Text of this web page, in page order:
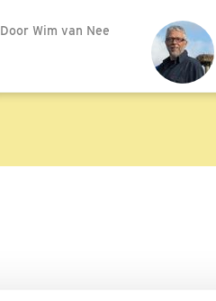
Door Wim van Nee